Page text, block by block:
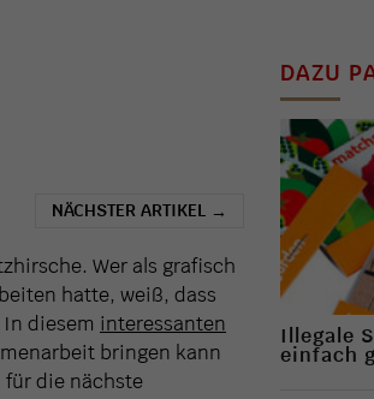
NÄCHSTER ARTIKEL →
Wer als grafisch
hatte, weiß, dass
diesem interessanten
bringen kann
für die nächste
DAZU
Illegale
einfach